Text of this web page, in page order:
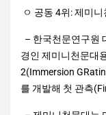
ㅇ 공동 4위: 제미
– 한국천문연구원
경인 제미니천문대
2(Immersion
를 개발해 첫 관측